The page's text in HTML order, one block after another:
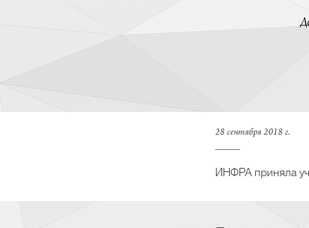
28 сентября 2018 г.
ИНФРА приняла